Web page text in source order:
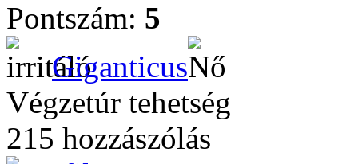
Pontszám: 5
Giganticus
Végzetúr tehetség
215 hozzászólás